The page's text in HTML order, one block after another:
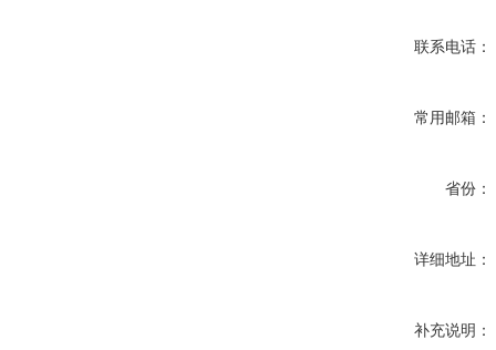
联系电话：
常用邮箱：
省份：
详细地址：
补充说明：